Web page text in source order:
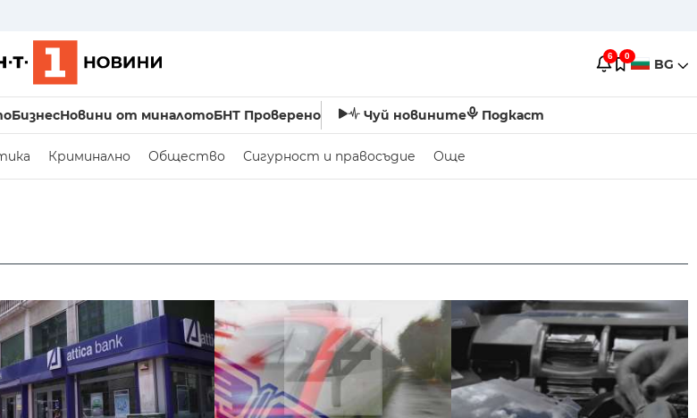
6 0 BG
БизнесНовини от миналотоБНТ Проверено Чуй новините Подкаст
Криминално Общество Сигурност и правосъдие Още